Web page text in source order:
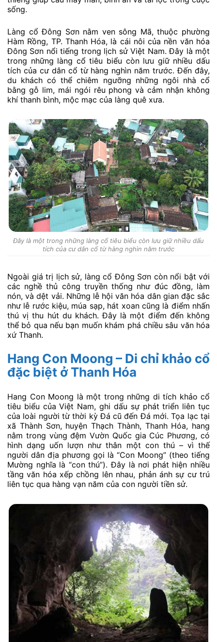
sống.
Làng cổ Đông Sơn – Ngôi làng
Làng cổ Đông Sơn nằm ven sông Mã, thuộc phường
Hàm Rồng, TP. Thanh Hóa, là cái nôi của nền văn hóa
Đông Sơn nổi tiếng trong lịch sử Việt Nam. Đây là một
trong những làng cổ tiêu biểu còn lưu giữ nhiều dấu
tích của cư dân cổ từ hàng nghìn năm trước. Đến đây,
du khách có thể chiêm ngưỡng những ngôi nhà cổ
bằng gỗ lim, mái ngói rêu phong và cảm nhận không
khí thanh bình, mộc mạc của làng quê xưa.
Đây là một trong những làng cổ tiêu biểu còn lưu giữ nhiều dấu
tích của cư dân cổ từ hàng nghìn năm trước
Ngoài giá trị lịch sử, làng cổ Đông Sơn còn nổi bật với
các nghề thủ công truyền thống như đúc đồng, làm
nón, và dệt vải. Những lễ hội văn hóa dân gian đặc sắc
như lễ rước kiệu, múa sạp, hát xoan cũng là điểm nhấn
thú vị thu hút du khách. Đây là một điểm đến không
thể bỏ qua nếu bạn muốn khám phá chiều sâu văn hóa
xứ Thanh.
Hang Con Moong – Di chỉ khảo cổ
đặc biệt ở Thanh Hóa
Hang Con Moong là một trong những di tích khảo cổ
tiêu biểu của Việt Nam, ghi dấu sự phát triển liên tục
của loài người từ thời kỳ Đá cũ đến Đá mới. Tọa lạc tại
xã Thành Sơn, huyện Thạch Thành, Thanh Hóa, hang
nằm trong vùng đệm Vườn Quốc gia Cúc Phương, có
hình dạng uốn lượn như thân một con thú – vì thế
người dân địa phương gọi là “Con Moong” (theo tiếng
Mường nghĩa là “con thú”). Đây là nơi phát hiện nhiều
tầng văn hóa xếp chồng lên nhau, phản ánh sự cư trú
liên tục qua hàng vạn năm của con người tiền sử.